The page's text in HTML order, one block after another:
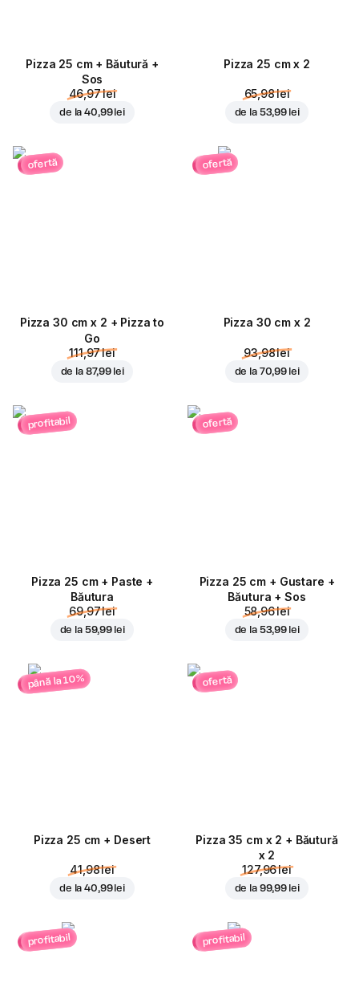
Pizza 25 cm + Băutură +
Sos
46,97 lei
de la40,99 lei
Pizza 25 cm x 2
65,98 lei
de la 53,99 lei
ofertă
Pizza 30 cm x 2 + Pizza to
Go
111,97 lei
de la 87,99 lei
ofertă
Pizza 30 cm x 2
93,98 lei
de la 70,99 lei
profitabil
Pizza 25 cm + Paste +
Băutura
69,97 lei
de la 59,99 lei
ofertă
Pizza 25 cm + Gustare +
Băutura + Sos
58,96 lei
de la 53,99 lei
până la 10%
Pizza 25 cm + Desert
41,98 lei
de la40,99 lei
ofertă
Pizza 35 cm x 2 + Băutură
x 2
127,96 lei
de la 99,99 lei
profitabil profitabil